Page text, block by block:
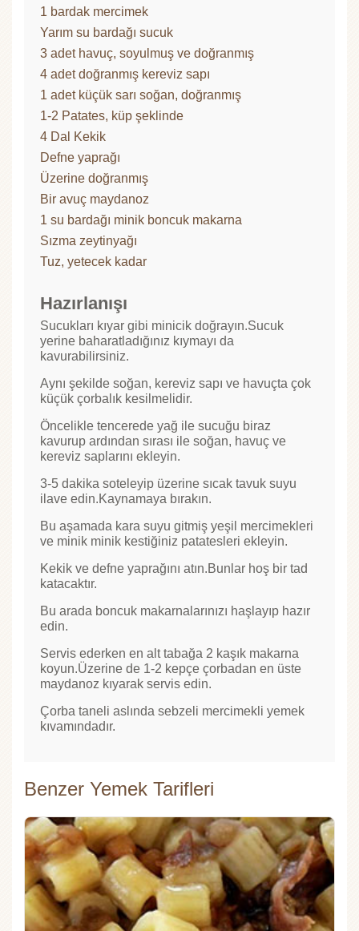
1 bardak mercimek
Yarım su bardağı sucuk
3 adet havuç, soyulmuş ve doğranmış
4 adet doğranmış kereviz sapı
1 adet küçük sarı soğan, doğranmış
1-2 Patates, küp şeklinde
4 Dal Kekik
Defne yaprağı
Üzerine doğranmış
Bir avuç maydanoz
1 su bardağı minik boncuk makarna
Sızma zeytinyağı
Tuz, yetecek kadar
Hazırlanışı
Sucukları kıyar gibi minicik doğrayın.Sucuk
yerine baharatladığınız kıymayı da
kavurabilirsiniz.
Aynı şekilde soğan, kereviz sapı ve havuçta çok
küçük çorbalık kesilmelidir.
Öncelikle tencerede yağ ile sucuğu biraz
kavurup ardından sırası ile soğan, havuç ve
kereviz saplarını ekleyin.
3-5 dakika soteleyip üzerine sıcak tavuk suyu
ilave edin.Kaynamaya bırakın.
Bu aşamada kara suyu gitmiş yeşil mercimekleri
ve minik minik kestiğiniz patatesleri ekleyin.
Kekik ve defne yaprağını atın.Bunlar hoş bir tad
katacaktır.
Bu arada boncuk makarnalarınızı haşlayıp hazır
edin.
Servis ederken en alt tabağa 2 kaşık makarna
koyun.Üzerine de 1-2 kepçe çorbadan en üste
maydanoz kıyarak servis edin.
Çorba taneli aslında sebzeli mercimekli yemek
kıvamındadır.
Benzer Yemek Tarifleri